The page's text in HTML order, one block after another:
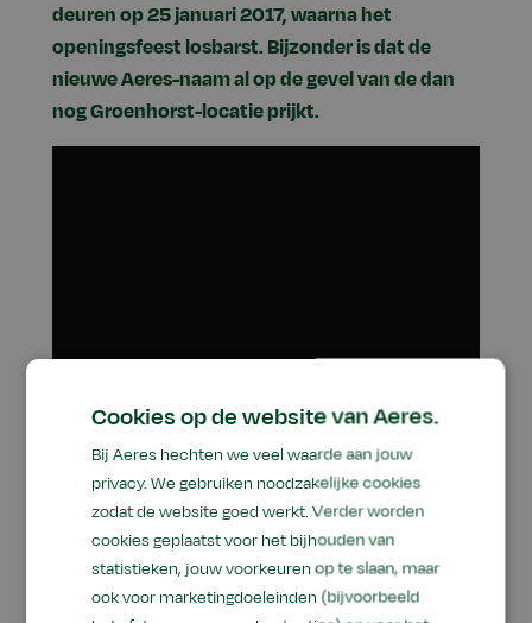
deuren op 25 januari 2017, waarna het
openingsfeest losbarst. Bijzonder is dat de
nieuwe Aeres-naam al op de gevel van de dan
nog Groenhorst-locatie prijkt.
Cookies op de website van Aeres.
Bij Aeres hechten we veel waarde aan jouw
privacy. We gebruiken noodzakelijke cookies
zodat de website goed werkt. Verder worden
cookies geplaatst voor het bijhouden van
statistieken, jouw voorkeuren op te slaan, maar
ook voor marketingdoeleinden (bijvoorbeeld